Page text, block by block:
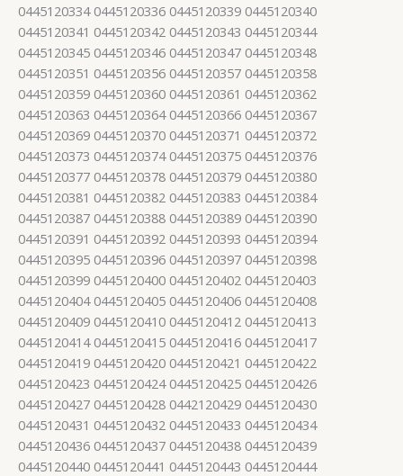
0445120334 0445120336 0445120339 0445120340
0445120341 0445120342 0445120343 0445120344
0445120345 0445120346 0445120347 0445120348
0445120351 0445120356 0445120357 0445120358
0445120359 0445120360 0445120361 0445120362
0445120363 0445120364 0445120366 0445120367
0445120369 0445120370 0445120371 0445120372
0445120373 0445120374 0445120375 0445120376
0445120377 0445120378 0445120379 0445120380
0445120381 0445120382 0445120383 0445120384
0445120387 0445120388 0445120389 0445120390
0445120391 0445120392 0445120393 0445120394
0445120395 0445120396 0445120397 0445120398
0445120399 0445120400 0445120402 0445120403
0445120404 0445120405 0445120406 0445120408
0445120409 0445120410 0445120412 0445120413
0445120414 0445120415 0445120416 0445120417
0445120419 0445120420 0445120421 0445120422
0445120423 0445120424 0445120425 0445120426
0445120427 0445120428 0442120429 0445120430
0445120431 0445120432 0445120433 0445120434
0445120436 0445120437 0445120438 0445120439
0445120440 0445120441 0445120443 0445120444